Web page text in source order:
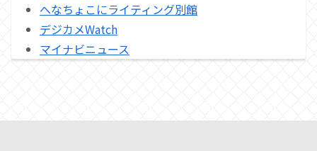
へなちょこにライティング別館
デジカメWatch
マイナビニュース